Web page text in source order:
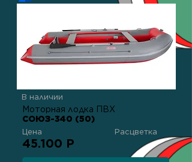
В наличии
Моторная лодка ПВХ
СОЮЗ-340 (50)
Цена Расцветка
45.100 Р